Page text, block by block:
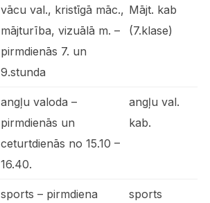
vācu val., kristīgā māc.,
mājturība, vizuālā m. –
pirmdienās 7. un
9.stunda
Mājt. kab
(7.klase)
angļu valoda –
pirmdienās un
ceturtdienās no 15.10 –
16.40.
angļu val.
kab.
sports – pirmdiena
sports